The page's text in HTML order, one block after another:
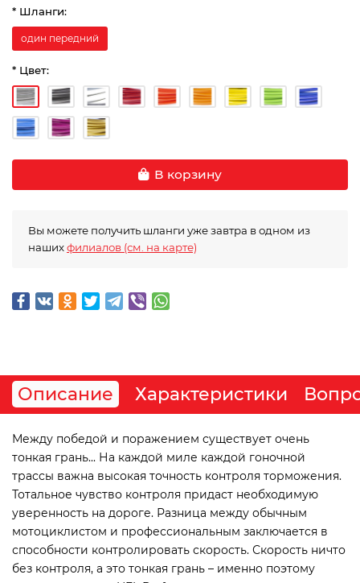
* Шланги:
один передний
* Цвет:
В корзину
Вы можете получить шланги уже завтра в одном из
нашихфилиалов (см. на карте)
Описание Характеристики
Между победой и поражением существует очень
тонкая грань... На каждой миле каждой гоночной
трассы важна высокая точность контроля торможения.
Тотальное чувство контроля придаст необходимую
уверенность на дороге. Разница между обычным
мотоциклистом и профессиональным заключается в
способности контролировать скорость. Скорость ничто
без контроля, а это тонкая грань – именно поэтому